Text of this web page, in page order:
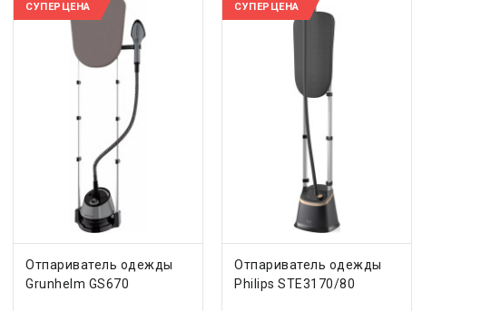
СУПЕРЦЕНА
КУПИТЬ
Отпариватель одежды
Grunhelm GS670
СУПЕРЦЕНА
КУПИТЬ
Отпариватель одежды
Philips STE3170/80